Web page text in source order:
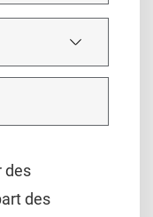
des
des